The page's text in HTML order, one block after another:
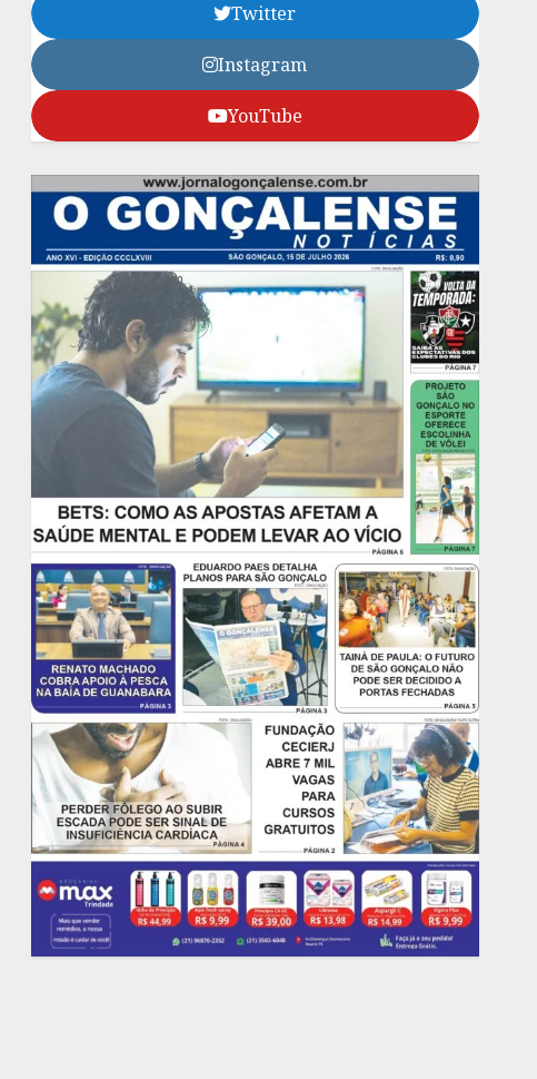
Twitter
Instagram
YouTube